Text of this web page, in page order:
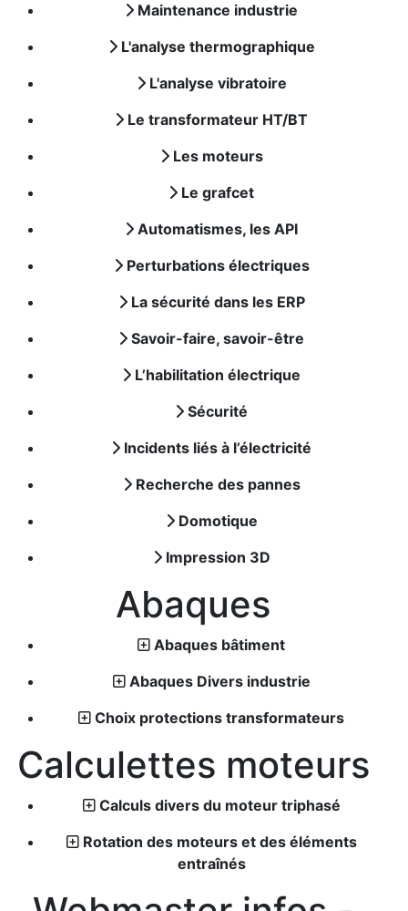
Maintenance industrie
L'analyse thermographique
L'analyse vibratoire
Le transformateur HT/BT
Les moteurs
Le grafcet
Automatismes, les API
Perturbations électriques
La sécurité dans les ERP
Savoir-faire, savoir-être
L’habilitation électrique
Sécurité
Incidents liés à l’électricité
Recherche des pannes
Domotique
Impression 3D
Abaques
Abaques bâtiment
Abaques Divers industrie
Choix protections transformateurs
Calculettes moteurs
Calculs divers du moteur triphasé
Rotation des moteurs et des éléments
entraînés